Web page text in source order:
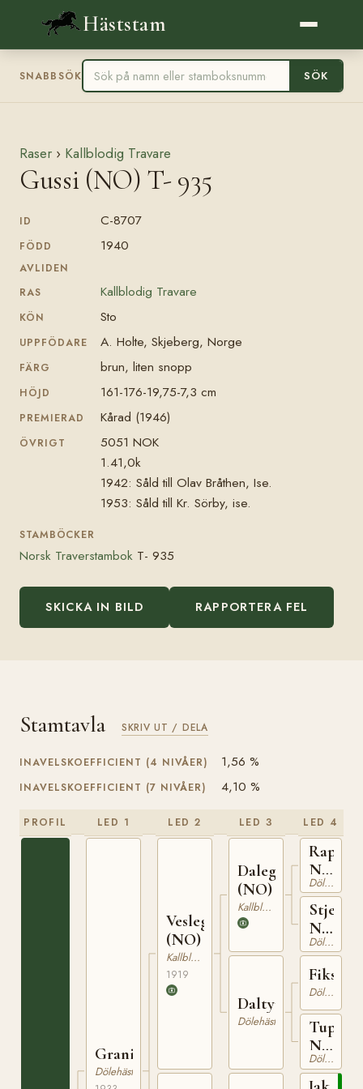
Häststam
SNABBSÖK SÖK
Raser › Kallblodig Travare
Gussi (NO) T- 935
ID C-8707
FÖDD 1940
AVLIDEN
RAS
Kallblodig Travare
KÖN Sto
UPPFÖDARE A. Holte, Skjeberg, Norge
FÄRG brun, liten snopp
HÖJD 161-176-19,75-7,3 cm
PREMIERAD Kårad (1946)
ÖVRIGT
5051 NOK
1.41,0k
1942: Såld till Olav Bråthen, Ise.
1953: Såld till Kr. Sörby, ise.
STAMBÖCKER
Norsk Traverstambok T- 935
SKICKA IN BILD RAPPORTERA FEL
Stamtavla SKRIV UT / DELA
INAVELSKOEFFICIENT (4 NIVÅER) 1,56 %
INAVELSKOEFFICIENT (7 NIVÅER) 4,10 %
PROFIL LED 1
Granit
Dölehäst
LED 2
Veslegutt
(NO)
Kallblodig Travare
1919
LED 3
Dalegutten
(NO)
Kallblodig Travare
Daltypa
Dölehäst
LED 4
Rap
N
747Dölehäst
Stjerna
N
2826
Dölehäst
Fikssön
Dölehäst
Tupsi
N
5019
Dölehäst